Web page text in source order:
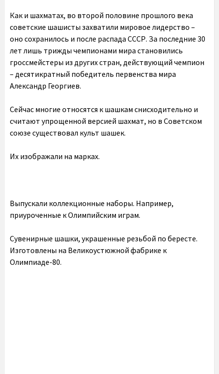
Как и шахматах, во второй половине прошлого века
советские шашисты захватили мировое лидерство –
оно сохранилось и после распада СССР. За последние 30
лет лишь трижды чемпионами мира становились
гроссмейстеры из других стран, действующий чемпион
– десятикратный победитель первенства мира
Александр Георгиев.
Сейчас многие относятся к шашкам снисходительно и
считают упрощенной версией шахмат, но в Советском
союзе существовал культ шашек.
Их изображали на марках.
Выпускали коллекционные наборы. Например,
приуроченные к Олимпийским играм.
Сувенирные шашки, украшенные резьбой по бересте.
Изготовлены на Великоустюжной фабрике к
Олимпиаде-80.